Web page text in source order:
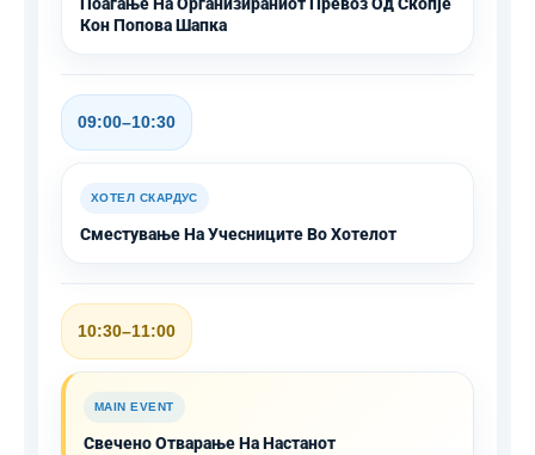
Кон Попова Шапка
09:00–10:30
ХОТЕЛ СКАРДУС
Сместување На Учесниците Во Хотелот
10:30–11:00
MAIN EVENT
Свечено Отварање На Настанот